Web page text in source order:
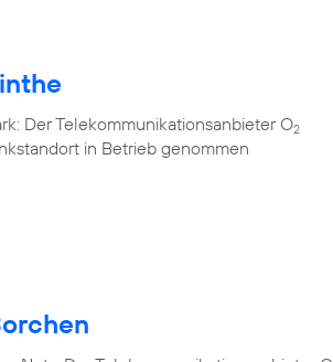
Der Telekommunikationsanbieter O2
in Betrieb genommen